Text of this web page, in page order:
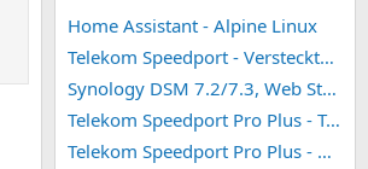
Home Assistant - Alpine Linux
Telekom Speedport - Versteckte Konfigurationen
Synology DSM 7.2/7.3, Web Station 4, Webdienst und Webportal erstellen (ehemals vHost)
Telekom Speedport Pro Plus - Telefonie einrichten
Telekom Speedport Pro Plus - Netzwerk einrichten